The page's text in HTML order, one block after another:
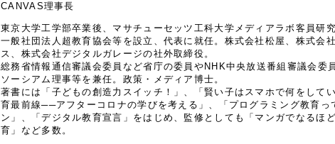
CANVAS理事長
東京大学工学部卒業後、マサチューセッツ工科大学メディアラボ客員研
一般社団法人超教育協会等を設立、代表に就任。株式会社松屋、株式会
ス、株式会社デジタルガレージの社外取締役。
総務省情報通信審議会委員など省庁の委員やNHK中央放送番組審議会委
ソーシアム理事等を兼任。政策・メディア博士。
著書には「子どもの創造力スイッチ！」、「賢い子はスマホで何をして
育最前線──アフターコロナの学びを考える」、「プログラミング教育っ
ン」、「デジタル教育宣言」をはじめ、監修としても「マンガでなるほ
育」など多数。